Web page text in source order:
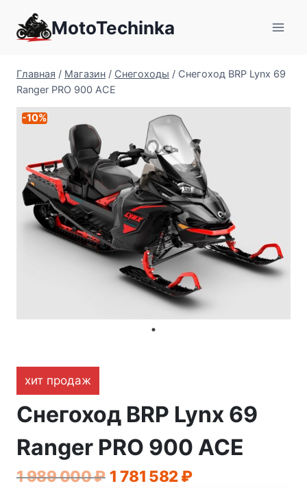
содержимому
MotoTechinka
Главная / Магазин / Снегоходы / Снегоход BRP Lynx 69
Ranger PRO 900 ACE
-10%
хит продаж
Снегоход BRP Lynx 69
Ranger PRO 900 ACE
1 989 000₽ Первоначальная
1 781 582₽Текущая